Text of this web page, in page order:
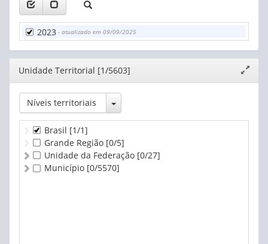
2023 - atualizado em 09/09/2025
Editor
janela
Unidade Territorial [1/5603]
Níveis territoriais Toggle Dropdown
Brasil [1/1]
Grande Região [0/5]
Unidade da Federação [0/27]
Município [0/5570]